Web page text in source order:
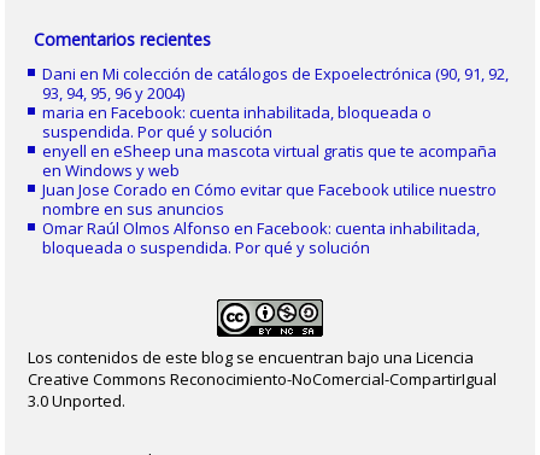
Comentarios recientes
Dani enMi colección de catálogos de Expoelectrónica (90, 91, 92,
93, 94, 95, 96 y 2004)
maria enFacebook: cuenta inhabilitada, bloqueada o
suspendida. Por qué y solución
enyell eneSheep una mascota virtual gratis que te acompaña
en Windows y web
Juan Jose Corado enCómo evitar que Facebook utilice nuestro
nombre en sus anuncios
Omar Raúl Olmos Alfonso enFacebook: cuenta inhabilitada,
bloqueada o suspendida. Por qué y solución
Los contenidos de este blog se encuentran bajo una Licencia
Creative Commons Reconocimiento-NoComercial-CompartirIgual
3.0 Unported.